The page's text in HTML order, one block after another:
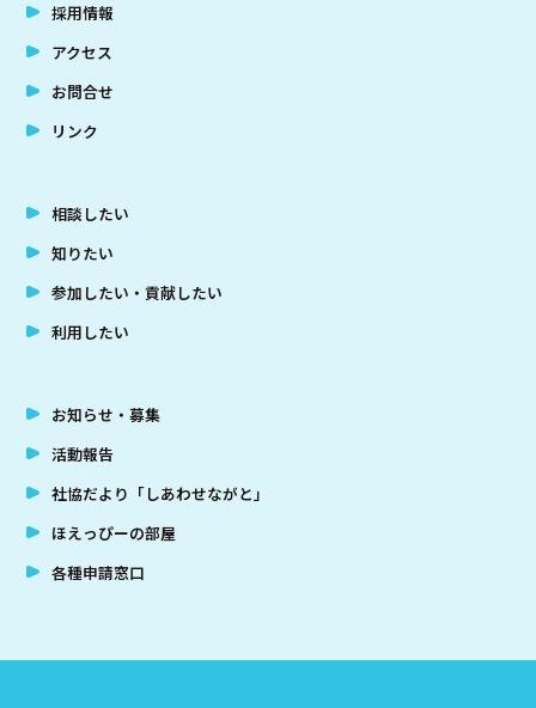
採用情報
アクセス
お問合せ
リンク
相談したい
知りたい
参加したい・貢献したい
利用したい
お知らせ・募集
活動報告
社協だより「しあわせながと」
ほえっぴーの部屋
各種申請窓口